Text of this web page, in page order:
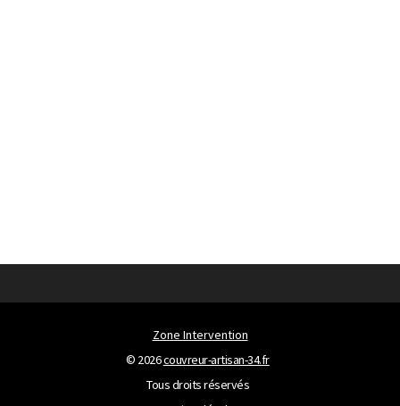
Zone Intervention
© 2026couvreur-artisan-34.fr
Tous droits réservés